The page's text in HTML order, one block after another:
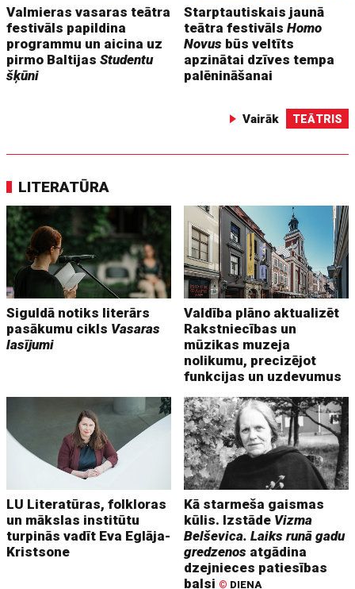
Valmieras vasaras teātra
festivāls papildina
programmu un aicina uz
pirmo BaltijasStudentu
šķūni
Starptautiskais jaunā
teātra festivālsHomo
Novus būs veltīts
apzinātai dzīves tempa
palēnināšanai
Vairāk TEĀTRIS
LITERATŪRA
Siguldā notiks literārs
pasākumu cikls Vasaras
lasījumi
Valdība plāno aktualizēt
Rakstniecības un
mūzikas muzeja
nolikumu, precizējot
funkcijas un uzdevumus
LU Literatūras, folkloras
un mākslas institūtu
turpinās vadīt Eva Eglāja-
Kristsone
Kā starmeša gaismas
kūlis. Izstāde Vizma
Belševica. Laiks runā gadu
gredzenos atgādina
dzejnieces patiesības
balsi © DIENA